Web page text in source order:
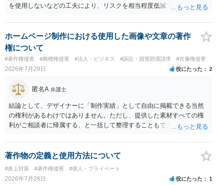
を使用しないなどの工夫により、リスクを相当程度低減できる設計に
推測できる」という点は、裁判で争われた場合に「専ら顧客吸引力の
利用を目的とする」と判断される余地を残すため、一定の注意が必要
です。 また、広告収益の有無は、侵害判断に一定の影響を与える可能
性がありますが、決定的要因ではありません。 パブリシティ権侵害の
成否は、主に「専ら顧客吸引力の利用を目的とするか」という点で判
断されます。広告収益があることは「商業的目的」を強く示す要素で
すが、それだけで直ちに侵害となるわけではありません。完全無償・
非営利であれば「表現の自由」「創作物」としての側面が強く評価さ
れる可能性があります。一方、広告収益がある場合は「商業利用」と
しての色彩が強まり、リスクが高まる可能性があります。 公開前に変
更・確認しておく事項については、公開の場でアドバイスするにも限
界があるかと思うので、資料等を持参の上、弁護士に相談されること
も一つかと存じます。
ホームページ制作における使用した画像や文章の著作
権について
#著作権侵害 #商標権侵害 #法人・ビジネス #訴訟・損害賠償請求 #肖像権侵害
2026年7月29日 役にたった 2
匿名A 弁護士
結論として、デザイナーに「制作実績」として自由に掲載できる当然
の権利があるわけではありません。ただし、提供した素材すべての権
利がご相談者に帰属する、と一括して整理することもできません。 ご
身が著作権者です。 他方、ブランド名、文字主体のロゴ、商品情報、
短いキャッチコピー、販売コンセプトなどは、通常、著作物には当た
りません。ただし、ロゴに独自の図形やイラスト等が含まれる場合に
は、その表現部分が著作物となる可能性があります。 また、人物写真
の著作権は撮影者に、肖像に関する権利は被写体本人に帰属します
著作物の定義と使用方法について
#炎上対策 #著作権侵害 #個人・プライベート
2026年7月28日 役にたった 1